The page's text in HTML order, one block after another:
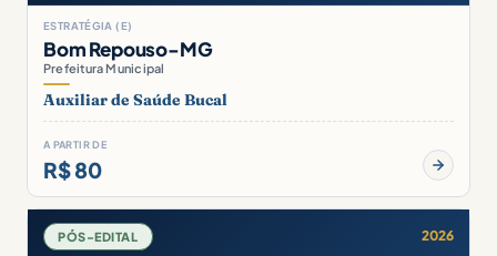
ESTRATÉGIA (E)
Bom Repouso-MG
Prefeitura Municipal
Auxiliar de Saúde Bucal
A PARTIR DE
R$ 80
PÓS-EDITAL 2026